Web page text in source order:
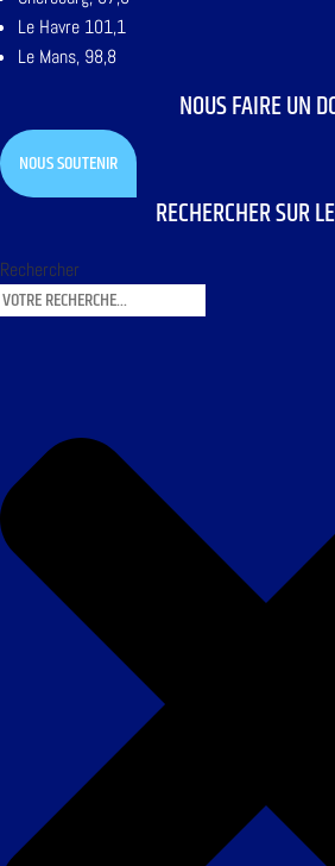
Le Havre 101,1
Le Mans, 98,8
NOUS FAIRE UN
NOUS SOUTENIR
RECHERCHER SUR
Rechercher